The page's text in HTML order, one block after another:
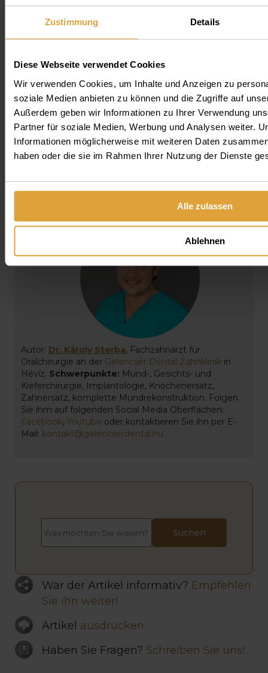
Zustimmung Details
Diese Webseite verwendet Cookies
Wir verwenden Cookies, um Inhalte und Anzeigen zu
soziale Medien anbieten zu können und die Zugriffe auf
Außerdem geben wir Informationen zu Ihrer Verwendung
Partner für soziale Medien, Werbung und Analysen weiter.
Informationen möglicherweise mit weiteren Daten
haben oder die sie im Rahmen Ihrer Nutzung der Dienste
Alle zulassen
Ablehnen
Autor: Dr. Károly Sterba, Fachzahnarzt für
Oralchirurgie an der Gelencsér Dental Zahnklinik in
Hévíz. Schwerpunkte: Mund-, Gesichts- und
Kieferchirurgie, Implantologie, Knochenersatz,
Zahnersatz, komplette Mundrekonstruktion. Folgen
Sie ihm auf folgenden Social Media Oberflächen:
Facebook, Youtube oder kontaktieren Sie ihn per E-
Mail: kontakt@gelencserdental.hu
War der Artikel informativ? Empfehlen
Sie ihn weiter!
Artikel ausdrucken
Haben Sie Fragen? Schreiben Sie uns!